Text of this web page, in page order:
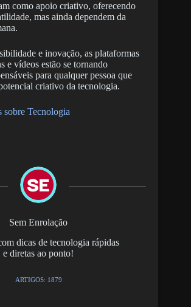
como apoio criativo, oferecendo
mas ainda dependem da
e inovação, as plataformas
e vídeos estão se tornando
para qualquer pessoa que
criativo da tecnologia.
sobre Tecnologia
Sem Enrolação
dicas de tecnologia rápidas
e diretas ao ponto!
ARTIGOS: 1879